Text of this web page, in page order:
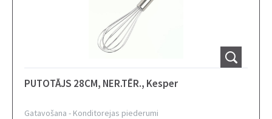
PUTOTĀJS 28CM, NER.TĒR., Kesper
Gatavošana - Konditorejas piederumi